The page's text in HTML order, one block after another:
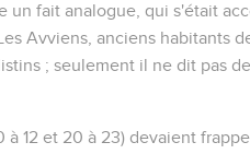
fait analogue, qui s'était
Avviens, anciens habitants
; seulement il ne dit pas
12 et 20 à 23) devaient